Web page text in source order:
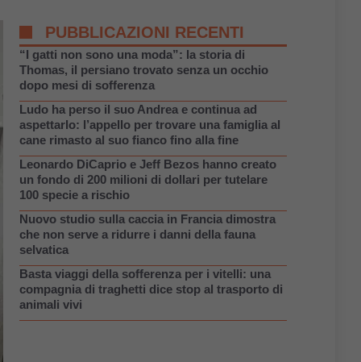
PUBBLICAZIONI RECENTI
“I gatti non sono una moda”: la storia di
Thomas, il persiano trovato senza un occhio
dopo mesi di sofferenza
Ludo ha perso il suo Andrea e continua ad
aspettarlo: l’appello per trovare una famiglia al
cane rimasto al suo fianco fino alla fine
Leonardo DiCaprio e Jeff Bezos hanno creato
un fondo di 200 milioni di dollari per tutelare
100 specie a rischio
Nuovo studio sulla caccia in Francia dimostra
che non serve a ridurre i danni della fauna
selvatica
Basta viaggi della sofferenza per i vitelli: una
compagnia di traghetti dice stop al trasporto di
animali vivi